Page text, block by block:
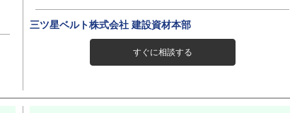
三ツ星ベルト株式会社 建設資材本部
すぐに相談する